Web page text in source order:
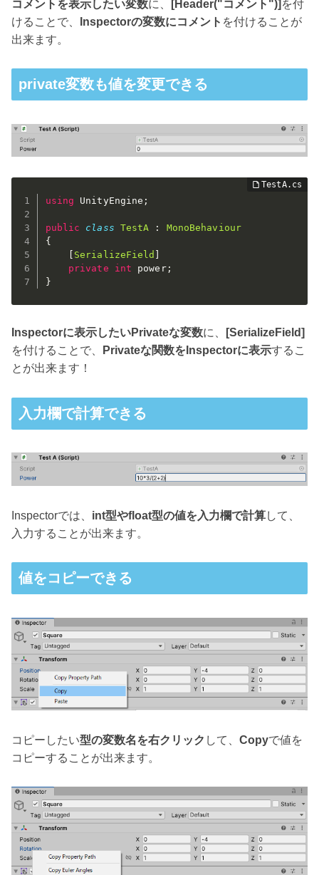
コメントを表示したい変数に、 [Header("コメント")] を付
けることで、
Inspectorの変数にコメント を付けることが
出来ます。
private変数も値を変更できる
using UnityEngine ;
public class TestA :
MonoBehaviour
{
SerializeField
private
int power;
}
Inspectorに表示したいPrivateな変数に、
[SerializeField]
を付けることで、
Privateな関数をInspectorに表示するこ
とが出来ます！
入力欄で計算できる
Inspectorでは、 int型やfloat型の値を入力欄で計算して、
入力することが出来ます。
値をコピーできる
コピーしたい型の変数名を右クリック して、 Copyで値を
コピーすることが出来ます。